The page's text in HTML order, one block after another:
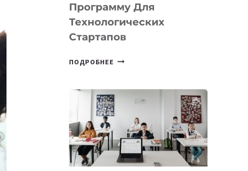
Программу Для
Технологических
Стартапов
ПОДРОБНЕЕ ОТКРЫТ
DEAL
VELOCITY
MOST
—
МЕЖДУНАРОДНУЮ